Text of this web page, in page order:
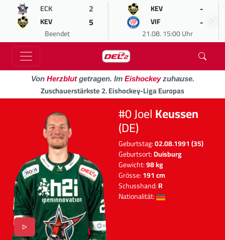
ECK 2
KEV 5
Beendet
KEV -
VIF -
21.08. 15:00 Uhr
Von Herzblutgetragen. Im Eishockeyzuhause.
Zuschauerstärkste 2. Eishockey-Liga Europas
#0 JoelKeussen
(DE)
Geburtstag:02.08.1991 (35)
Geburtsort:Duisburg
Gewicht:98 kg
Grösse:191 cm
Schusshand:R
Nationalität: